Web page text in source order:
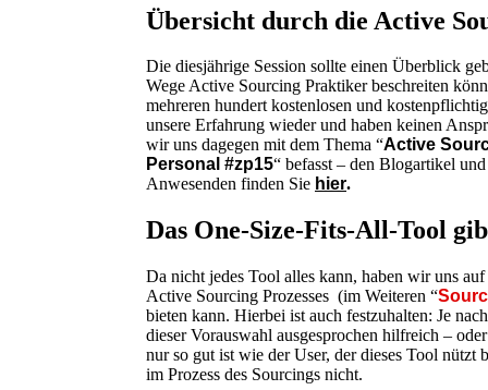
Übersicht durch die Active
Die diesjährige Session sollte einen Überblick
Wege Active Sourcing Praktiker beschreiten
mehreren hundert kostenlosen und
unsere Erfahrung wieder und haben keinen
wir uns dagegen mit dem Thema “Active
Personal #zp15“ befasst – den Blogartikel
Anwesenden finden Sie hier.
Das One-Size-Fits-All-Tool
Da nicht jedes Tool alles kann, haben wir uns
Active Sourcing Prozesses (im Weiteren “
bieten kann. Hierbei ist auch festzuhalten: Je
dieser Vorauswahl ausgesprochen hilfreich –
nur so gut ist wie der User, der dieses Tool
im Prozess des Sourcings nicht.